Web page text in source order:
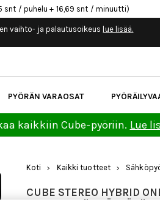
snt / puhelu + 16,69 snt / minuutti)
vaihto- ja palautusoikeus lue lisää.
PYÖRÄN VARAOSAT
kaikkiin Cube-pyöriin. Lue
Koti > Kaikki tuotteet >
CUBE STEREO HYBRID